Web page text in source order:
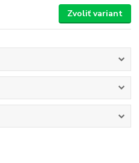
Zvoliť variant